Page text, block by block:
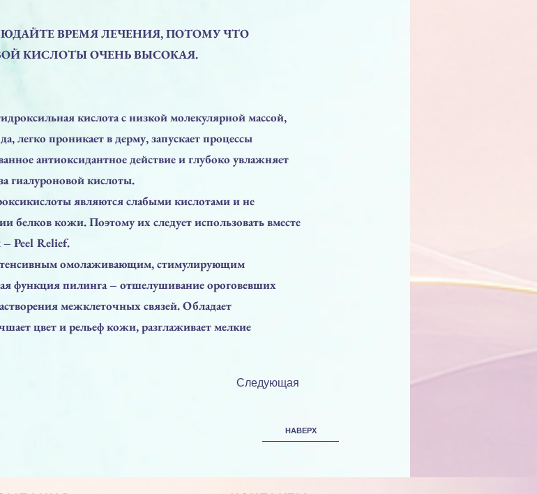
ВРЕМЯ ЛЕЧЕНИЯ, ПОТОМУ ЧТО
КИСЛОТЫ ОЧЕНЬ ВЫСОКАЯ.
кислота с низкой молекулярной массой,
легко проникает в дерму, запускает процессы
антиоксидантное действие и глубоко увлажняет
гиалуроновой кислоты.
являются слабыми кислотами и не
белков кожи. Поэтому их следует использовать вместе
Peel Relief.
омолаживающим, стимулирующим
функция пилинга – отшелушивание ороговевших
межклеточных связей. Обладает
цвет и рельеф кожи, разглаживает мелкие
Следующая
НАВЕРХ